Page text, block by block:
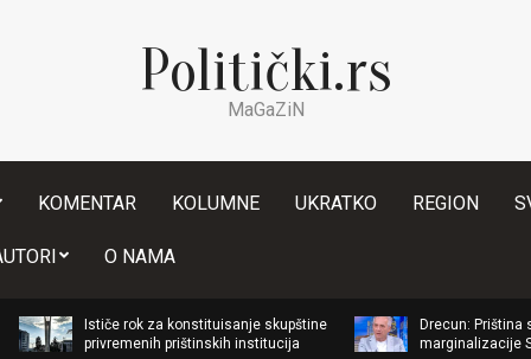
Politički.rs
MaGaZiN
KOMENTAR KOLUMNE UKRATKO REGION
O NAMA
Ističe rok za konstituisanje skupštine
privremenih prištinskih institucija
Drecun: Priština sprema novi
marginalizacije Srpske liste